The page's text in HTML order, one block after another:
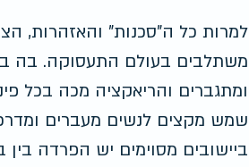
למרות כל ה"סכנות" והאזהרות,
משתלבים בעולם התעסוקה. בה
ומתגברים והריאקציה מכה בכל
שמש מקצים לנשים מעברים
ביישובים מסוימים יש הפרדה בין